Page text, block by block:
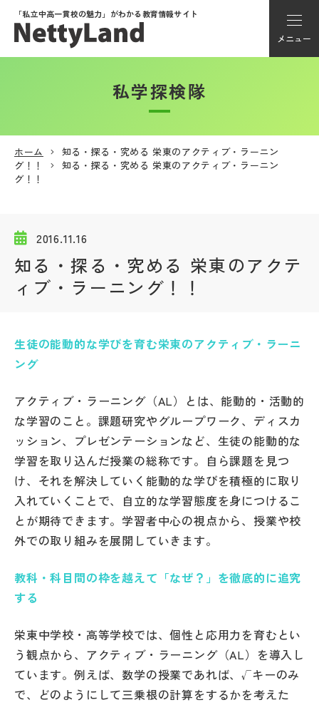
「私立中高一貫校の魅力」がわかる教育情報サイト
メニュー
アカウント登録
メニュー
学校動画
私学探検隊
帰国生受験情報
説明会・イベント情報
よみもの
学校からのお知らせ
学校HP最新情報
その他
お問い合わせ
私学探検隊
ホーム
知る・探る・究める 栄東のアクティブ・ラーニン
グ！！
知る・探る・究める 栄東のアクティブ・ラーニン
グ！！
2016.11.16
知る・探る・究める 栄東のアクテ
ィブ・ラーニング！！
生徒の能動的な学びを育む栄東のアクティブ・ラーニ
ング
アクティブ・ラーニング（AL）とは、能動的・活動的
な学習のこと。課題研究やグループワーク、ディスカ
ッション、プレゼンテーションなど、生徒の能動的な
学習を取り込んだ授業の総称です。自ら課題を見つ
け、それを解決していく能動的な学びを積極的に取り
入れていくことで、自立的な学習態度を身につけるこ
とが期待できます。学習者中心の視点から、授業や校
外での取り組みを展開していきます。
教科・科目間の枠を越えて「なぜ？」を徹底的に追究
する
栄東中学校・高等学校では、個性と応用力を育むとい
う観点から、アクティブ・ラーニング（AL）を導入し
ています。例えば、数学の授業であれば、√キーのみ
で、どのようにして三乗根の計算をするかを考えた